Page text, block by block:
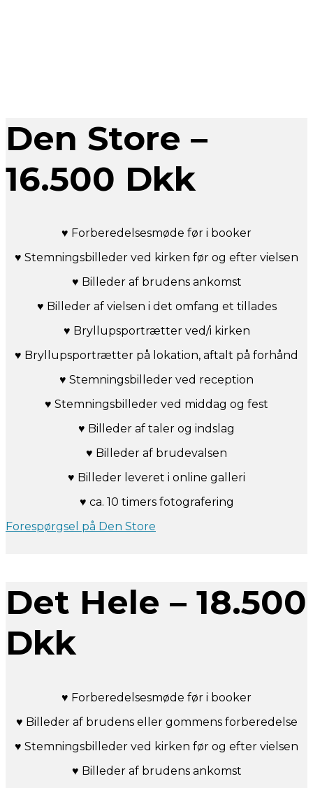
Den Store –
16.500 Dkk
♥ Forberedelsesmøde før i booker
♥ Stemningsbilleder ved kirken før og efter vielsen
♥ Billeder af brudens ankomst
♥ Billeder af vielsen i det omfang et tillades
♥ Bryllupsportrætter ved/i kirken
♥ Bryllupsportrætter på lokation, aftalt på forhånd
♥ Stemningsbilleder ved reception
♥ Stemningsbilleder ved middag og fest
♥ Billeder af taler og indslag
♥ Billeder af brudevalsen
♥ Billeder leveret i online galleri
♥ ca. 10 timers fotografering
Forespørgsel på Den Store
Det Hele – 18.500
Dkk
♥ Forberedelsesmøde før i booker
♥ Billeder af brudens eller gommens forberedelse
♥ Stemningsbilleder ved kirken før og efter vielsen
♥ Billeder af brudens ankomst